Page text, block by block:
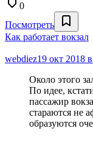
0
Посмотреть
Как работает вокзал
webdiez19 окт 2018
Около этого
По идее,
пассажир
стараются не
образуются